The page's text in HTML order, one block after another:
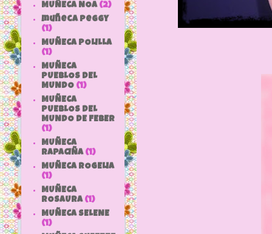
MUÑECA NOA (2)
muñeca peggy
(1)
MUÑECA POLILLA
(1)
MUÑECA
PUEBLOS DEL
MUNDO (1)
MUÑECA
PUEBLOS DEL
MUNDO DE FEBER
(1)
MUÑECA
RAPACIÑA (1)
MUÑECA ROGELIA
(1)
MUÑECA
ROSAURA (1)
MUÑECA SELENE
(1)